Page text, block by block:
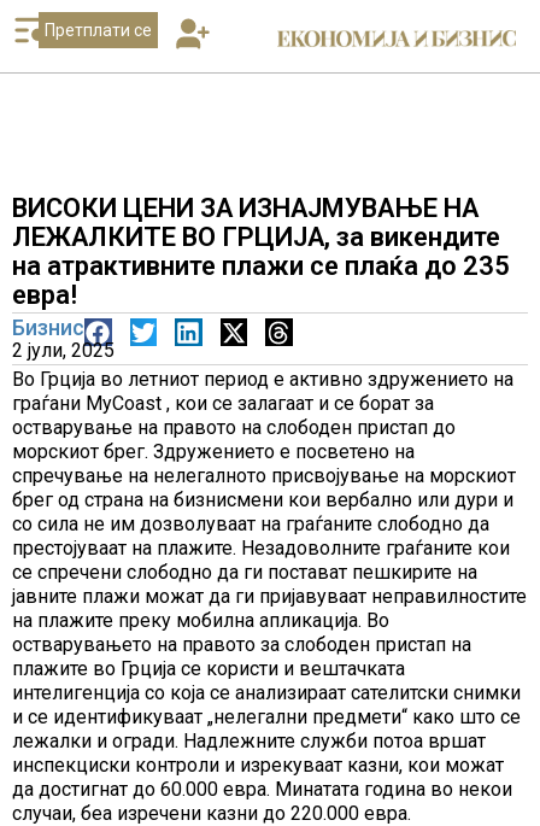
Претплати се
ВИСОКИ ЦЕНИ ЗА ИЗНАЈМУВАЊЕ НА
ЛЕЖАЛКИТЕ ВО ГРЦИЈА, за викендите
на атрактивните плажи се плаќа до 235
евра!
Бизнис
2 јули, 2025
Во Грција во летниот период е активно здружението на
граѓани MyCoast , кои се залагаат и се борат за
остварување на правото на слободен пристап до
морскиот брег. Здружението е посветено на
спречување на нелегалното присвојување на морскиот
брег од страна на бизнисмени кои вербално или дури и
со сила не им дозволуваат на граѓаните слободно да
престојуваат на плажите. Незадоволните граѓаните кои
се спречени слободно да ги постават пешкирите на
јавните плажи можат да ги пријавуваат неправилностите
на плажите преку мобилна апликација. Во
остварувањето на правото за слободен пристап на
плажите во Грција се користи и вештачката
интелигенција со која се анализираат сателитски снимки
и се идентификуваат „нелегални предмети“ како што се
лежалки и огради. Надлежните служби потоа вршат
инспекциски контроли и изрекуваат казни, кои можат
да достигнат до 60.000 евра. Минатата година во некои
случаи, беа изречени казни до 220.000 евра.